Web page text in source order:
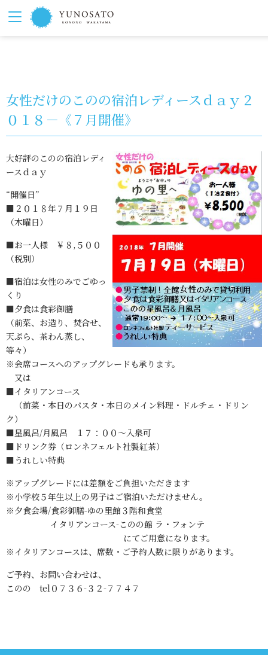
女性だけのこのの宿泊レディースｄａｙ２
０１８－《７月開催》
大好評のこのの宿泊レディ
ースｄａｙ
“開催日”
■２０１８年７月１９日
（木曜日）
■お一人様 ￥８,５００
（税別）
■宿泊は女性のみでごゆっ
くり
■夕食は食彩御膳
（前菜、お造り、焚合せ、
天ぷら、茶わん蒸し、
等々）
※会席コースへのアップグレードも承ります。
又は
■イタリアンコース
（前菜・本日のパスタ・本日のメイン料理・ドルチェ・ドリン
ク）
■星風呂/月風呂 １７：００～入泉可
■ドリンク券（ロンネフェルト社製紅茶）
■うれしい特典
※アップグレードには差額をご負担いただきます
※小学校５年生以上の男子はご宿泊いただけません。
※夕食会場/食彩御膳-ゆの里館３階和食堂
イタリアンコース-このの館 ラ・フォンテ
にてご用意になります。
※イタリアンコースは、席数・ご予約人数に限りがあります。
ご予約、お問い合わせは、
このの tel０７３６-３２-７７４７